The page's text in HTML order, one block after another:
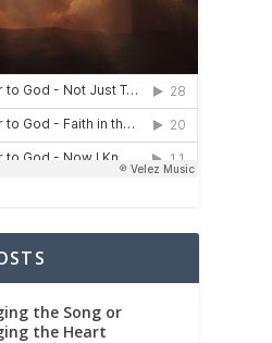
the Song or
the Heart